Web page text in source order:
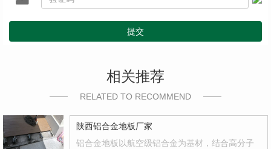
提交
相关推荐
RELATED TO RECOMMEND
陕西铝合金地板厂家
铝合金地板以航空级铝合金为基材，结合高分子